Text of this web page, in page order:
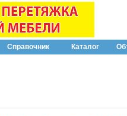
Справочник Каталог